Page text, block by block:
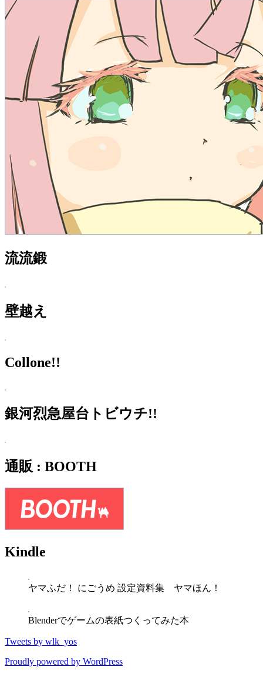
流流鍛
壁越え
Collone!!
銀河烈急屋台トビウチ!!
通販 : BOOTH
Kindle
ヤマふだ！ にごうめ 設定資料集 ヤマほん！
Blenderでゲームの表紙つくってみた本
Tweets by wlk_yos
Proudly powered by WordPress